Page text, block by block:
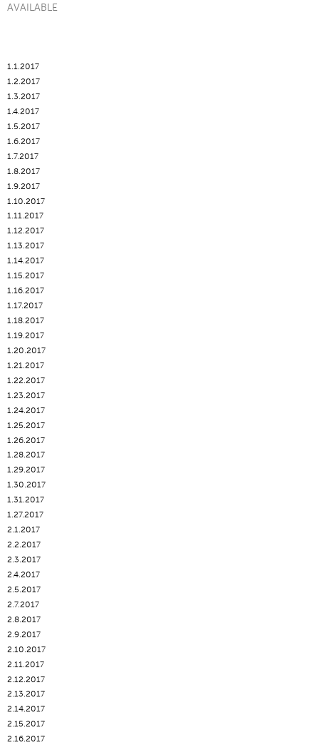
AVAILABLE
1.1.2017
1.2.2017
1.3.2017
1.4.2017
1.5.2017
1.6.2017
1.7.2017
1.8.2017
1.9.2017
1.10.2017
1.11.2017
1.12.2017
1.13.2017
1.14.2017
1.15.2017
1.16.2017
1.17.2017
1.18.2017
1.19.2017
1.20.2017
1.21.2017
1.22.2017
1.23.2017
1.24.2017
1.25.2017
1.26.2017
1.28.2017
1.29.2017
1.30.2017
1.31.2017
1.27.2017
2.1.2017
2.2.2017
2.3.2017
2.4.2017
2.5.2017
2.7.2017
2.8.2017
2.9.2017
2.10.2017
2.11.2017
2.12.2017
2.13.2017
2.14.2017
2.15.2017
2.16.2017